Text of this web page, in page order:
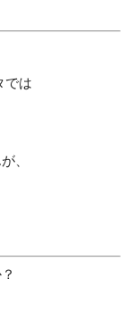
では
、